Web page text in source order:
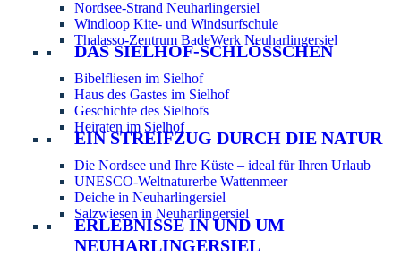
Nordsee-Strand Neuharlingersiel
Windloop Kite- und Windsurfschule
Thalasso-Zentrum BadeWerk Neuharlingersiel
DAS SIELHOF-SCHLÖSSCHEN
Bibelfliesen im Sielhof
Haus des Gastes im Sielhof
Geschichte des Sielhofs
Heiraten im Sielhof
EIN STREIFZUG DURCH DIE NATUR
Die Nordsee und Ihre Küste – ideal für Ihren Urlaub
UNESCO-Weltnaturerbe Wattenmeer
Deiche in Neuharlingersiel
Salzwiesen in Neuharlingersiel
ERLEBNISSE IN UND UM
NEUHARLINGERSIEL